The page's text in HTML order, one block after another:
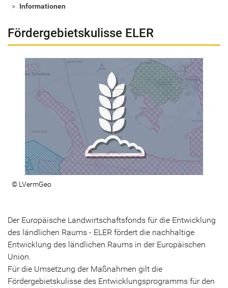
Informationen
Fördergebietskulisse ELER
© LVermGeo
Der Europäische Landwirtschaftsfonds für die Entwicklung
des ländlichen Raums - ELER fördert die nachhaltige
Entwicklung des ländlichen Raums in der Europäischen
Union.
Für die Umsetzung der Maßnahmen gilt die
Fördergebietskulisse des Entwicklungsprogramms für den